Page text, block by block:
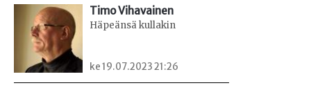
Timo Vihavainen
Häpeänsä kullakin
ke 19.07.2023 21:26